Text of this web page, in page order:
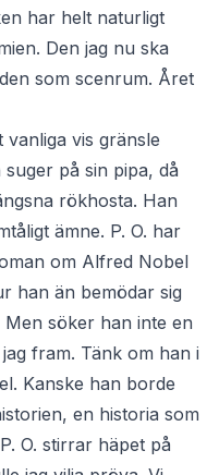
har helt naturligt
Den jag nu ska
som scenrum. Året
vis gränsle
på sin pipa, då
rökhosta. Han
ämne. P. O. har
om Alfred Nobel
han än bemödar sig
söker han inte en
fram. Tänk om han i
Kanske han borde
en historia som
O. stirrar häpet på